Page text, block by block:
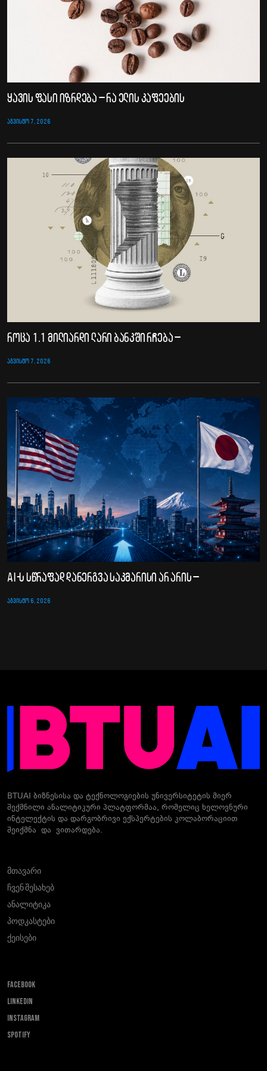
ყავის ფასი იზრდება – რა ელის კაფეების
ᲐᲒᲕᲘᲡᲢᲝ 7, 2026
როცა 1.1 მილიარდი ლარი ბანკში რჩება –
ᲐᲒᲕᲘᲡᲢᲝ 7, 2026
AI-ს სწრაფად დანერგვა საკმარისი არ არის –
ᲐᲒᲕᲘᲡᲢᲝ 6, 2026
BTUAI ბიზნესისა და ტექნოლოგიების უნივერსიტეტის მიერ
შექმნილი ანალიტიკური პლატფორმაა, რომელიც ხელოვნური
ინტელექტის და დარგობრივი ექსპერტების კოლაბორაციით
შეიქმნა და ვითარდება.
მთავარი
ჩვენ შესახებ
ანალიტიკა
პოდკასტები
ქეისები
FACEBOOK
LINKEDIN
INSTAGRAM
SPOTIFY